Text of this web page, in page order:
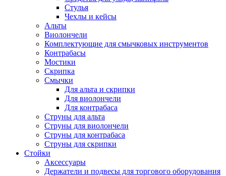
Стулья
Чехлы и кейсы
Альты
Виолончели
Комплектующие для смычковых инструментов
Контрабасы
Мостики
Скрипка
Смычки
Для альта и скрипки
Для виолончели
Для контрабаса
Струны для альта
Струны для виолончели
Струны для контрабаса
Струны для скрипки
Стойки
Аксессуары
Держатели и подвесы для торгового оборудования